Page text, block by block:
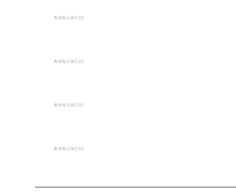
ANNUNCIO
ANNUNCIO
ANNUNCIO
ANNUNCIO